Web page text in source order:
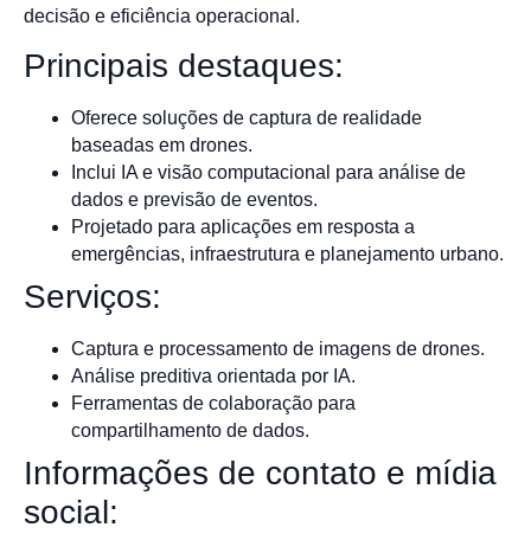
decisão e eficiência operacional.
Principais destaques:
Oferece soluções de captura de realidade
baseadas em drones.
Inclui IA e visão computacional para análise de
dados e previsão de eventos.
Projetado para aplicações em resposta a
emergências, infraestrutura e planejamento urbano.
Serviços:
Captura e processamento de imagens de drones.
Análise preditiva orientada por IA.
Ferramentas de colaboração para
compartilhamento de dados.
Informações de contato e mídia
social: